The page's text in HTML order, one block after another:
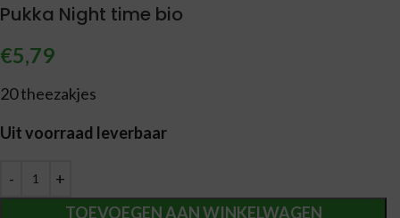
Pukka Night time bio
€5,79
20 theezakjes
Uit voorraad leverbaar
TOEVOEGEN AAN WINKELWAGEN
Alternative: